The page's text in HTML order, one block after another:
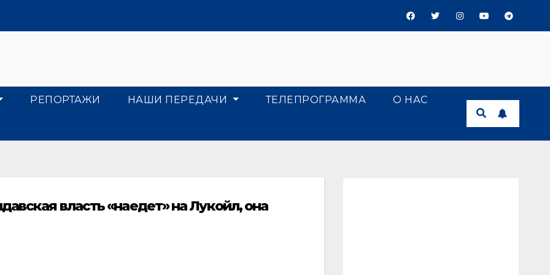
РЕПОРТАЖИ НАШИ ПЕРЕДАЧИ ТЕЛЕПРОГРАММА О НАС
власть «наедет» на Лукойл, она